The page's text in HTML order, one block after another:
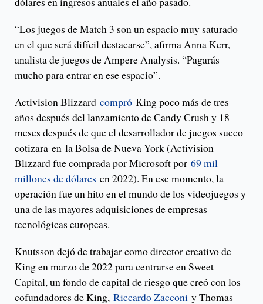
“Los juegos de Match 3 son un espacio muy saturado
en el que será difícil destacarse”, afirma Anna Kerr,
analista de juegos de Ampere Analysis. “Pagarás
mucho para entrar en ese espacio”.
Activision Blizzard compró King poco más de tres
años después del lanzamiento de Candy Crush y 18
meses después de que el desarrollador de juegos sueco
cotizara en la Bolsa de Nueva York (Activision
Blizzard fue comprada por Microsoft por 69 mil
millones de dólares en 2022). En ese momento, la
operación fue un hito en el mundo de los videojuegos y
una de las mayores adquisiciones de empresas
tecnológicas europeas.
Knutsson dejó de trabajar como director creativo de
King en marzo de 2022 para centrarse en Sweet
Capital, un fondo de capital de riesgo que creó con los
cofundadores de King, Riccardo Zacconi y Thomas